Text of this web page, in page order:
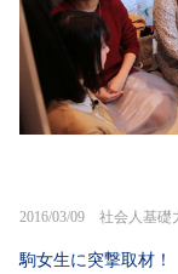
2016/03/09 社会人基礎
駒女生に突撃取材！